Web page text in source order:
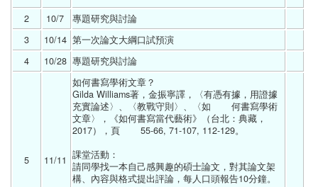
2 10/7
專題研究與討論
3
10/14 第一次論文大綱口試預演
4
10/28 專題研究與討論
5 11/11
如何書寫學術文章？
Gilda Williams著，金振寧譯，〈有憑有據，用證據
充實論述〉、〈教戰守則〉、〈如	何書寫學術
文章〉，《如何書寫當代藝術》（台北：典藏，
2017），頁	55-66, 71-107, 112-129。
課堂活動：
請同學找一本自己感興趣的碩士論文，對其論文架
構、內容與格式提出評論，每人口頭報告10分鐘。